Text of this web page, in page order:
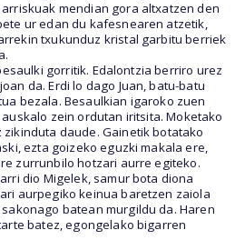
mendian gora altxatzen den
ur edan du kafesnearen atzetik,
txukunduz kristal garbitu berriek
gorritik. Edalontzia berriro urez
da. Erdi lo dago Juan, batu-batu
bezala. Besaulkian igaroko zuen
zein ordutan iritsita. Moketako
daude. Gainetik botatako
ezta goizeko eguzki makala ere,
zurrunbilo hotzari aurre egiteko.
dio Migelek, samur bota diona
aurpegiko keinua baretzen zaiola
batean murgildu da. Haren
batez, egongelako bigarren